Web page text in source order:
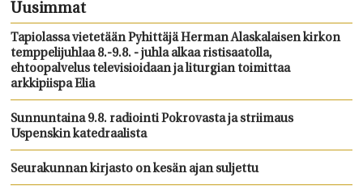
Uusimmat
Tapiolassa vietetään Pyhittäjä Herman Alaskalaisen kirkon
temppelijuhlaa 8.-9.8. - juhla alkaa ristisaatolla,
ehtoopalvelus televisioidaan ja liturgian toimittaa
arkkipiispa Elia
Sunnuntaina 9.8. radiointi Pokrovasta ja striimaus
Uspenskin katedraalista
Seurakunnan kirjasto on kesän ajan suljettu